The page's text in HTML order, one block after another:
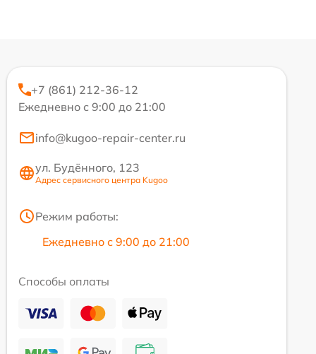
+7 (861) 212-36-12
Ежедневно с 9:00 до 21:00
info@kugoo-repair-center.ru
ул. Будённого, 123
Адрес сервисного центра Kugoo
Режим работы:
Ежедневно с 9:00 до 21:00
Способы оплаты